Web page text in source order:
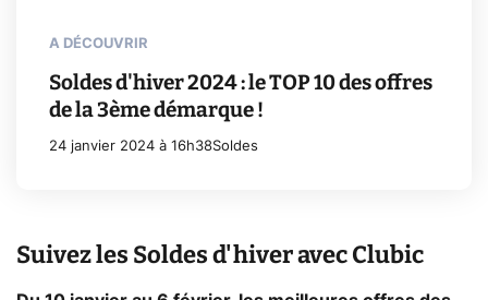
A DÉCOUVRIR
Soldes d'hiver 2024 : le TOP 10 des offres
de la 3ème démarque !
24 janvier 2024 à 16h38Soldes
Suivez les Soldes d'hiver avec Clubic